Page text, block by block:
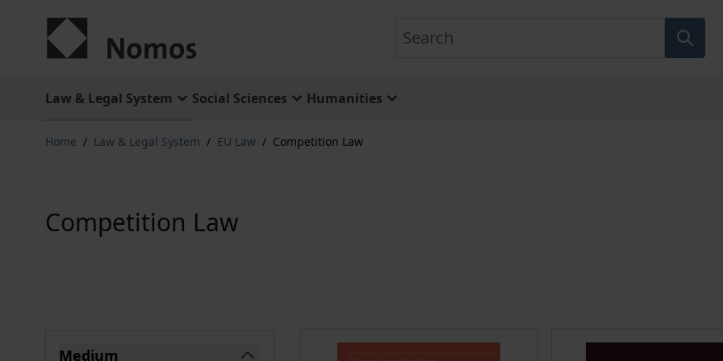
Law & Legal System Social Sciences Humanities
Home / Law & Legal System / EU Law / Competition Law
Competition Law
Medium